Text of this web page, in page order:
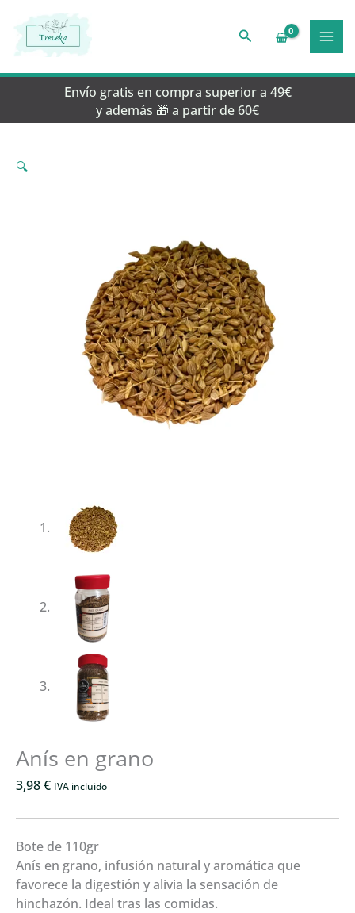
contenido
Buscar
Envío gratis en compra superior a 49€
y además 🎁 a partir de 60€
🔍
Anís en grano
3,98€ IVA incluido
Bote de 110gr
Anís en grano, infusión natural y aromática que
favorece la digestión y alivia la sensación de
hinchazón. Ideal tras las comidas.